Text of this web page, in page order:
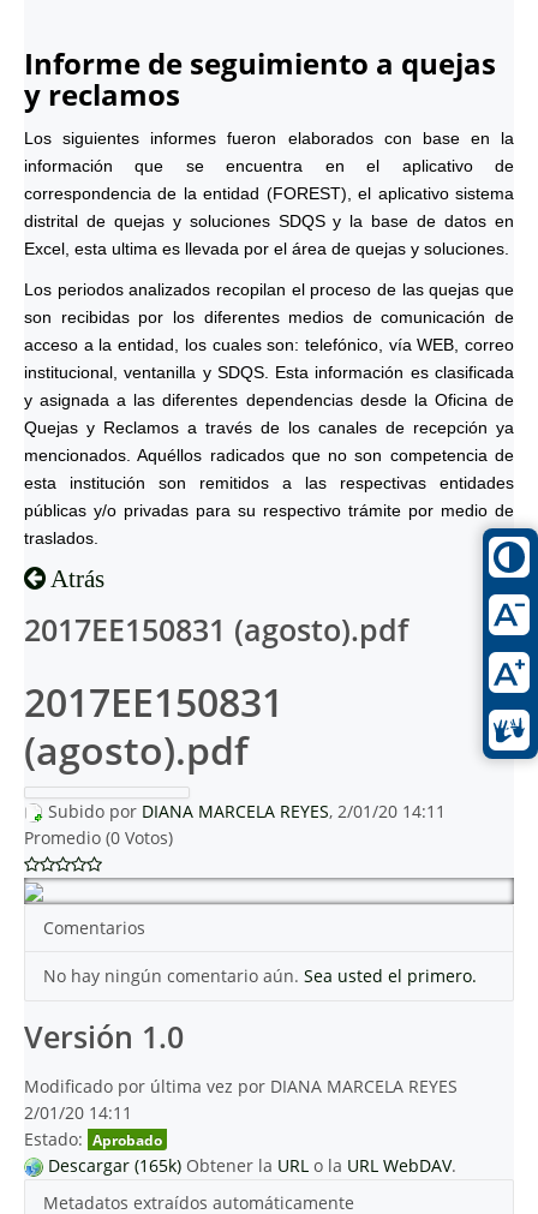
Informe de seguimiento a quejas
y reclamos
Los siguientes informes fueron elaborados con base en la
información que se encuentra en el aplicativo de
correspondencia de la entidad (FOREST), el aplicativo sistema
distrital de quejas y soluciones SDQS y la base de datos en
Excel, esta ultima es llevada por el área de quejas y soluciones.
Los periodos analizados recopilan el proceso de las quejas que
son recibidas por los diferentes medios de comunicación de
acceso a la entidad, los cuales son: telefónico, vía WEB, correo
institucional, ventanilla y SDQS. Esta información es clasificada
y asignada a las diferentes dependencias desde la Oficina de
Quejas y Reclamos a través de los canales de recepción ya
mencionados. Aquéllos radicados que no son competencia de
esta institución son remitidos a las respectivas entidades
públicas y/o privadas para su respectivo trámite por medio de
traslados.
Atrás
2017EE150831 (agosto).pdf
2017EE150831
(agosto).pdf
Subido por DIANA MARCELA REYES, 2/01/20 14:11
Promedio (0 Votos)
Comentarios
No hay ningún comentario aún. Sea usted el primero.
Versión 1.0
Modificado por última vez por DIANA MARCELA REYES
2/01/20 14:11
Estado: Aprobado
Descargar (165k) Obtener la URL o la URL WebDAV.
Metadatos extraídos automáticamente